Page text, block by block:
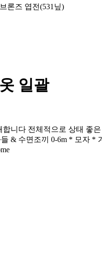
브론즈 엽전(531 닢)
일괄
니다 전체적으로 상태 좋
& 수면조끼 0-6m * 모자